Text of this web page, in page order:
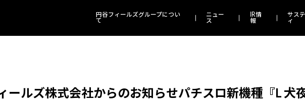
円谷フィールズグループについ
て
ニュー
ス
IR情
報
サス
ィ
ールズ株式会社からのお知らせパチスロ新機種『L 犬